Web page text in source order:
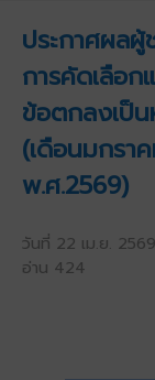
ประกาศผล
การคัดเลือ
ข้อตกลงเป็
(เดือนมกรา
พ.ศ.2569)
วันที่ 22 เม.ย.
อ่าน 424